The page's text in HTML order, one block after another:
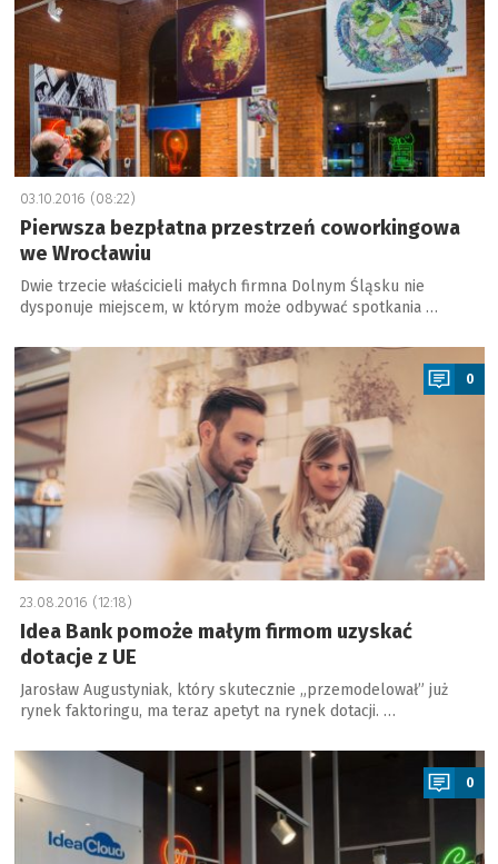
03.10.2016 (08:22)
Pierwsza bezpłatna przestrzeń coworkingowa
we Wrocławiu
Dwie trzecie właścicieli małych firmna Dolnym Śląsku nie
dysponuje miejscem, w którym może odbywać spotkania …
a
0
23.08.2016 (12:18)
Idea Bank pomoże małym firmom uzyskać
dotacje z UE
Jarosław Augustyniak, który skutecznie „przemodelował” już
rynek faktoringu, ma teraz apetyt na rynek dotacji. …
a
0